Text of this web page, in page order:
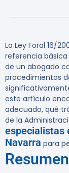
La Ley Foral 16/
referencia básica
de un abogado
procedimientos
este artículo
adecuado, qué
de la
especialistas
Navarra para